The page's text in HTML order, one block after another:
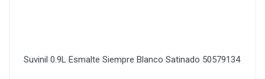
Suvinil 0.9L Esmalte Siempre Blanco Satinado 50579134